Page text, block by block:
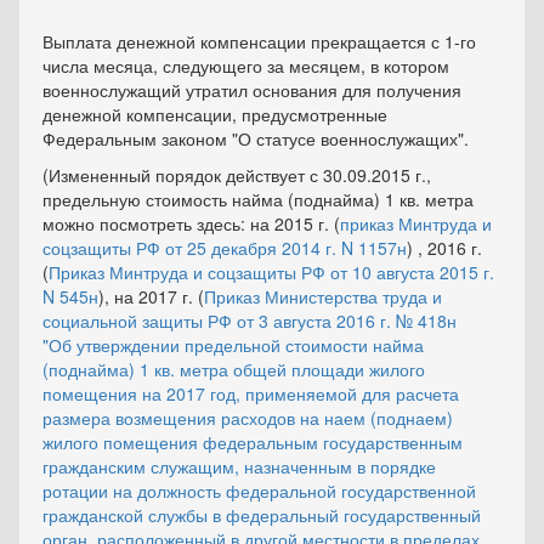
Выплата денежной компенсации прекращается с 1-го
числа месяца, следующего за месяцем, в котором
военнослужащий утратил основания для получения
денежной компенсации, предусмотренные
Федеральным законом "О статусе военнослужащих".
(Измененный порядок действует с 30.09.2015 г.,
предельную стоимость найма (поднайма) 1 кв. метра
можно посмотреть здесь: на 2015 г. (приказ Минтруда и
соцзащиты РФ от 25 декабря 2014 г. N 1157н) , 2016 г.
(Приказ Минтруда и соцзащиты РФ от 10 августа 2015 г.
N 545н), на 2017 г. (Приказ Министерства труда и
социальной защиты РФ от 3 августа 2016 г. № 418н
"Об утверждении предельной стоимости найма
(поднайма) 1 кв. метра общей площади жилого
помещения на 2017 год, применяемой для расчета
размера возмещения расходов на наем (поднаем)
жилого помещения федеральным государственным
гражданским служащим, назначенным в порядке
ротации на должность федеральной государственной
гражданской службы в федеральный государственный
орган, расположенный в другой местности в пределах